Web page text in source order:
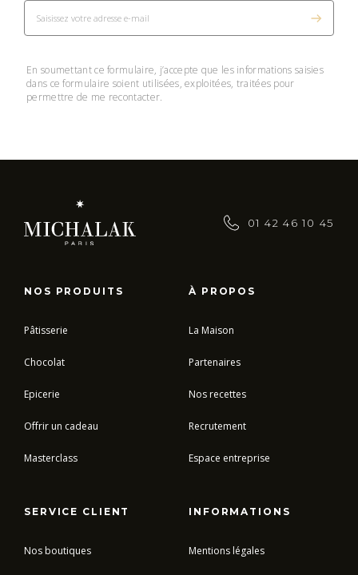
En soumettant ce formulaire, j’accepte que les informations saisies
dans ce formulaire soient utilisées, exploitées, traitées pour
permettre de me recontacter.
01 42 46 10 45
NOS PRODUITS
Pâtisserie
Chocolat
Epicerie
Offrir un cadeau
Masterclass
À PROPOS
La Maison
Partenaires
Nos recettes
Recrutement
Espace entreprise
SERVICE CLIENT
Nos boutiques
INFORMATIONS
Mentions légales